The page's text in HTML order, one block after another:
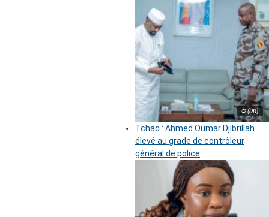
© (DR)
Tchad : Ahmed Oumar Djibrillah
élevé au grade de contrôleur
général de police